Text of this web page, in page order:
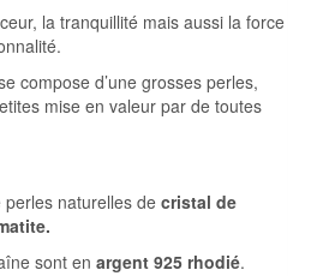
la tranquillité mais aussi la force
compose d’une grosses perles,
mise en valeur par de toutes
naturelles de cristal de
sont en argent 925 rhodié.